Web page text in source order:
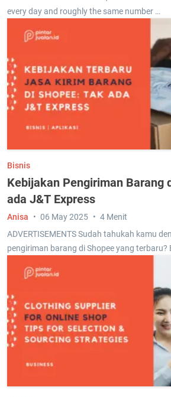
every day and roughly the same number …
Bisnis
Kebijakan Pengiriman Barang
ada J&T Express
ADVERTISEMENTS Sudah tahukah kamu
pengiriman barang di Shopee yang terbaru?
Anisa 06 May 2025 4 Menit